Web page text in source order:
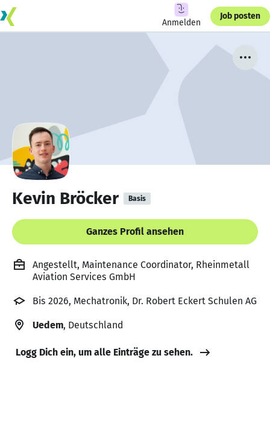
Anmelden
Job posten
Kevin Bröcker Basis
Ganzes Profil ansehen
Angestellt, Maintenance Coordinator, Rheinmetall
Aviation Services GmbH
Bis 2026, Mechatronik, Dr. Robert Eckert Schulen AG
Uedem, Deutschland
Logg Dich ein, um alle Einträge zu sehen.